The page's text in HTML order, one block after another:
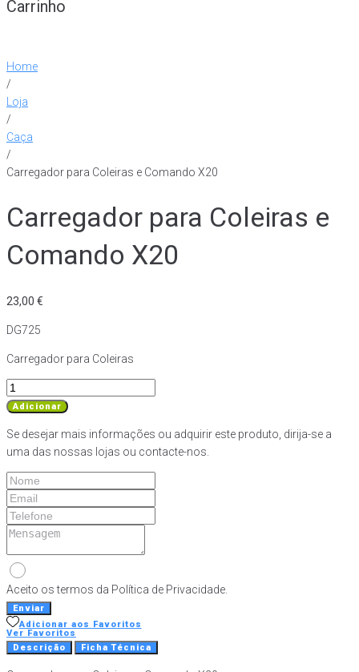
Carrinho
Home
/
Loja
/
Caça
/
Carregador para Coleiras e Comando X20
Carregador para Coleiras e
Comando X20
23,00 €
DG725
Carregador para Coleiras
Quantidade
de
para
Coleiras
e
Comando
X20
Adicionar
Se desejar mais informações ou adquirir este produto, dirija-se a
uma das nossas lojas ou contacte-nos.
Aceito os termos da Política de Privacidade.
Enviar
Adicionar aos Favoritos
Ver Favoritos
Descrição
Ficha Técnica